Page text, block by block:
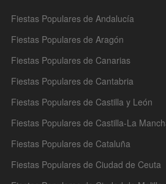
Fiestas Populares de Andalucía
Fiestas Populares de Aragón
Fiestas Populares de Canarias
Fiestas Populares de Cantabria
Fiestas Populares de Castilla y León
Fiestas Populares de Castilla-La
Fiestas Populares de Cataluña
Fiestas Populares de Ciudad de Ceuta